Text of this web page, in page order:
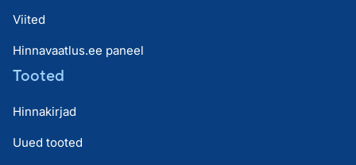
Viited
Hinnavaatlus.ee paneel
Tooted
Hinnakirjad
Uued tooted